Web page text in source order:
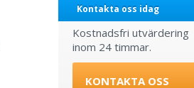
Kontakta oss idag
Kostnadsfri utvärdering
inom 24 timmar.
KONTAKTA OSS